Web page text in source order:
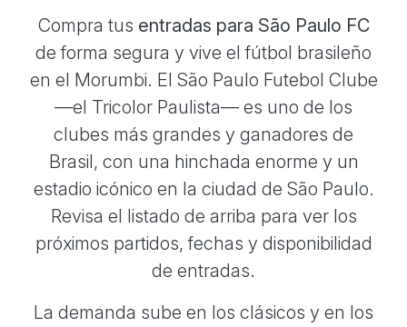
Compra tus entradas para São Paulo FC
de forma segura y vive el fútbol brasileño
en el Morumbi. El São Paulo Futebol Clube
—el Tricolor Paulista— es uno de los
clubes más grandes y ganadores de
Brasil, con una hinchada enorme y un
estadio icónico en la ciudad de São Paulo.
Revisa el listado de arriba para ver los
próximos partidos, fechas y disponibilidad
de entradas.
La demanda sube en los clásicos y en los